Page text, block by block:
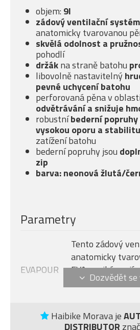
Haibike Morava je
DISTRIBUTOR
objem: 9l
zádový ventilační systém
anatomicky tvarovanou
skvělá odolnost a
pohodlí
držákna straně batohu
libovolně nastavitelný
pevné uchycení batohu
perforovaná pěna v
odvětrávání a snižuje
robustníbederní
vysokou oporu a stabilitu
zatížení batohu
bederní popruhy jsou
zip
barva: neonová žlutá/
Parametry
EVAPOUR
Tento zádový
anatomicky
EVA vyniká svojí
a pružností pro
RAINCOVER Integrovaná
batohu.